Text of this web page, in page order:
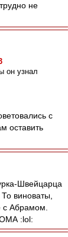
не
он узнал
с
оставить
Швейцарца
виноваты,
с Абрамом.
:lol: